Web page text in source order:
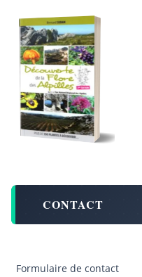
CONTACT
Formulaire de contact